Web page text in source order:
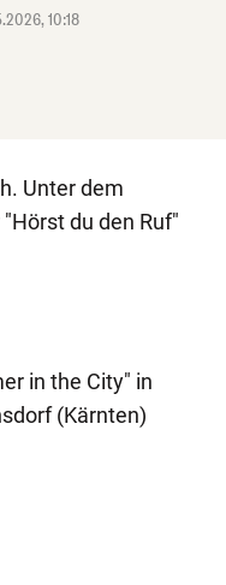
10:18
Unter dem
du den Ruf"
in the City" in
(Kärnten)